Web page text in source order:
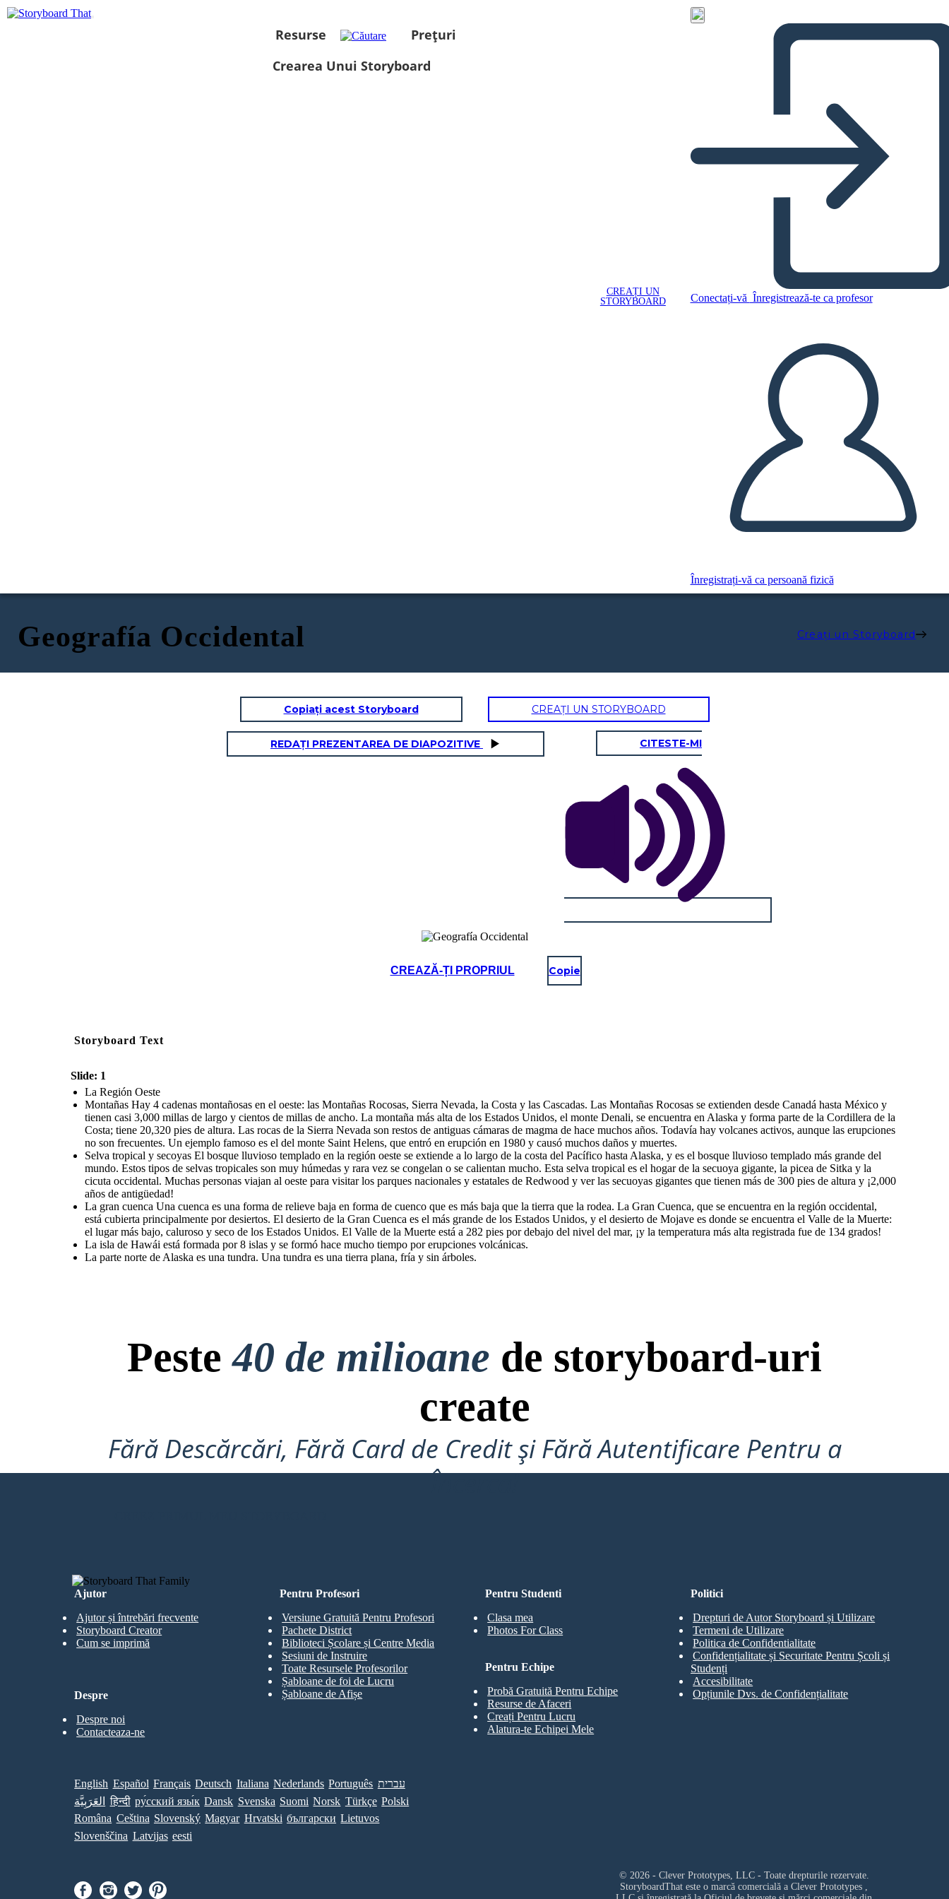
Resurse
Prețuri
Crearea Unui Storyboard
CREAȚI UN
STORYBOARD
Conectați-vă Înregistrează-te ca profesor
Înregistrați-vă ca persoană fizică
Geografía Occidental Creați un Storyboard
Copiați acest Storyboard CREAȚI UN STORYBOARD
REDAȚI PREZENTAREA DE DIAPOZITIVE CITESTE-MI
CREAZĂ-ȚI PROPRIUL Copie
Storyboard Text
Slide: 1
La Región Oeste
Montañas Hay 4 cadenas montañosas en el oeste: las Montañas Rocosas, Sierra Nevada, la Costa y las Cascadas. Las Montañas Rocosas se extienden desde Canadá hasta México y
tienen casi 3,000 millas de largo y cientos de millas de ancho. La montaña más alta de los Estados Unidos, el monte Denali, se encuentra en Alaska y forma parte de la Cordillera de la
Costa; tiene 20,320 pies de altura. Las rocas de la Sierra Nevada son restos de antiguas cámaras de magma de hace muchos años. Todavía hay volcanes activos, aunque las erupciones
no son frecuentes. Un ejemplo famoso es el del monte Saint Helens, que entró en erupción en 1980 y causó muchos daños y muertes.
Selva tropical y secoyas El bosque lluvioso templado en la región oeste se extiende a lo largo de la costa del Pacífico hasta Alaska, y es el bosque lluvioso templado más grande del
mundo. Estos tipos de selvas tropicales son muy húmedas y rara vez se congelan o se calientan mucho. Esta selva tropical es el hogar de la secuoya gigante, la picea de Sitka y la
cicuta occidental. Muchas personas viajan al oeste para visitar los parques nacionales y estatales de Redwood y ver las secuoyas gigantes que tienen más de 300 pies de altura y ¡2,000
años de antigüedad!
La gran cuenca Una cuenca es una forma de relieve baja en forma de cuenco que es más baja que la tierra que la rodea. La Gran Cuenca, que se encuentra en la región occidental,
está cubierta principalmente por desiertos. El desierto de la Gran Cuenca es el más grande de los Estados Unidos, y el desierto de Mojave es donde se encuentra el Valle de la Muerte:
el lugar más bajo, caluroso y seco de los Estados Unidos. El Valle de la Muerte está a 282 pies por debajo del nivel del mar, ¡y la temperatura más alta registrada fue de 134 grados!
La isla de Hawái está formada por 8 islas y se formó hace mucho tiempo por erupciones volcánicas.
La parte norte de Alaska es una tundra. Una tundra es una tierra plana, fría y sin árboles.
Peste40 de milioane de storyboard-uri
create
Fără Descărcări, Fără Card de Credit și Fără Autentificare Pentru a
Încerca!
Ajutor
Ajutor și întrebări frecvente
Storyboard Creator
Cum se imprimă
Pentru Studenti
Clasa mea
Photos For Class
Pentru Profesori
Versiune Gratuită Pentru Profesori
Pachete District
Biblioteci Școlare și Centre Media
Sesiuni de Instruire
Toate Resursele Profesorilor
Șabloane de foi de Lucru
Șabloane de Afișe
Pentru Echipe
Probă Gratuită Pentru Echipe
Resurse de Afaceri
Creați Pentru Lucru
Alatura-te Echipei Mele
Despre
Despre noi
Contacteaza-ne
Politici
Drepturi de Autor Storyboard și Utilizare
Termeni de Utilizare
Politica de Confidentialitate
Confidențialitate și Securitate Pentru Școli și
Studenți
Accesibilitate
Opțiunile Dvs. de Confidențialitate
English Español Français Deutsch Italiana Nederlands Português עברית
العَرَبِيَّة
हिन्दी ру́сский язы́к Dansk Svenska Suomi Norsk Türkçe Polski
Româna Ceština Slovenský Magyar Hrvatski български Lietuvos
Slovenščina Latvijas eesti
© 2026 - Clever Prototypes, LLC - Toate drepturile rezervate.
StoryboardThat este o marcă comercială a Clever Prototypes ,